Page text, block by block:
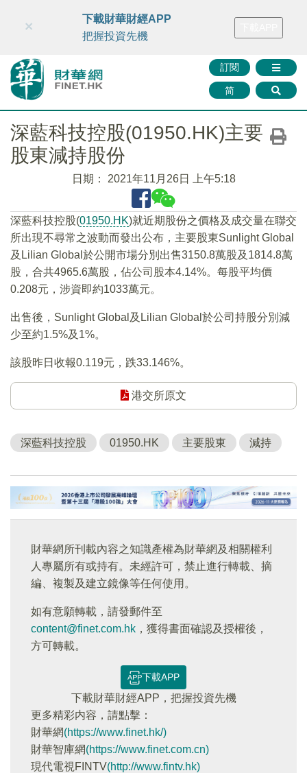
財華智庫網 FINTV FINMETA 財華證券 媒體矩陣
訂閱
简
×
下載財華財經APP
把握投資先機
深藍科技控股(01950.HK)主要
股東減持股份
日期： 2021年11月26日 上午5:18
深藍科技控股(01950.HK)就近期股份之價格及成交量在聯交
所出現不尋常之波動而發出公布，主要股東Sunlight Global
及Lilian Global於公開市場分別出售3150.8萬股及1814.8萬
股，合共4965.6萬股，佔公司股本4.14%。每股平均價
0.208元，涉資即約1033萬元。
出售後，Sunlight Global及Lilian Global於公司持股分別減
少至約1.5%及1%。
該股昨日收報0.119元，跌33.146%。
港交所原文
深藍科技控股 01950.HK 主要股東 減持
財華網所刊載內容之知識產權為財華網及相關權利
人專屬所有或持有。未經許可，禁止進行轉載、摘
編、複製及建立鏡像等任何使用。
如有意願轉載，請發郵件至
content@finet.com.hk ，獲得書面確認及授權後，
方可轉載。
下載APP
下載財華財經APP，把握投資先機
更多精彩内容，請點擊：
財華網(https://www.finet.hk/)
財華智庫網(https://www.finet.com.cn)
現代電視FINTV(http://www.fintv.hk)